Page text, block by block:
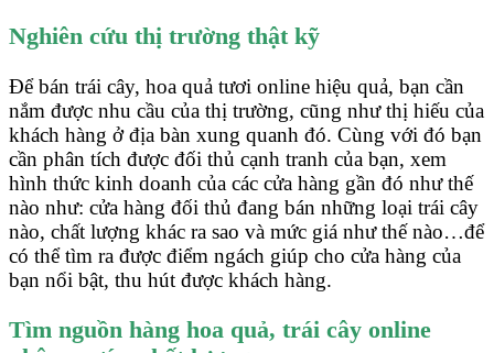
Nghiên cứu thị trường thật kỹ
Để bán trái cây, hoa quả tươi online hiệu quả, bạn cần
nắm được nhu cầu của thị trường, cũng như thị hiếu của
khách hàng ở địa bàn xung quanh đó. Cùng với đó bạn
cần phân tích được đối thủ cạnh tranh của bạn, xem
hình thức kinh doanh của các cửa hàng gần đó như thế
nào như: cửa hàng đối thủ đang bán những loại trái cây
nào, chất lượng khác ra sao và mức giá như thế nào…để
có thể tìm ra được điểm ngách giúp cho cửa hàng của
bạn nổi bật, thu hút được khách hàng.
Tìm nguồn hàng hoa quả, trái cây online